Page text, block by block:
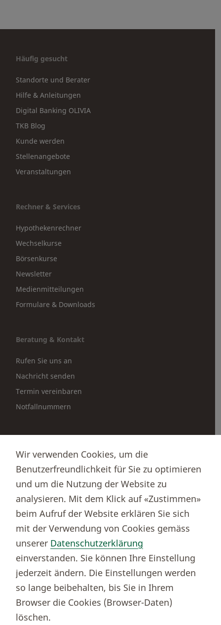
Häufig gesucht
Standorte und Berater
Hilfe & Anleitungen
Digital Banking OLIVIA
TKB Blog
Kunde werden
Stellenangebote
Veranstaltungen
Rechner & Services
Hypothekenrechner
Wechselkurse
Börsenkurse
Newsletter
Medienmitteilungen
Formulare & Downloads
Beratung & Kontakt
Rufen Sie uns an
Nachricht senden
Termin vereinbaren
Notfallnummern
Börsenportal Yourmoney
Thurgauer Kantonalbank
Bankenclearingnr.
784
BIC (SWIFT)
KBTGCH22
Weitere TKB Nummern
Rechtliche Hinweise
Barrierefreiheit
Cookie-Einstellungen
Wir verwenden Cookies, um die
Benutzerfreundlichkeit für Sie zu optimieren
und um die Nutzung der Website zu
analysieren. Mit dem Klick auf «Zustimmen»
beim Aufruf der Website erklären Sie sich
mit der Verwendung von Cookies gemäss
unserer Datenschutzerklärung
einverstanden. Sie können Ihre Einstellung
jederzeit ändern. Die Einstellungen werden
so lange beibehalten, bis Sie in Ihrem
Browser die Cookies (Browser-Daten)
löschen.